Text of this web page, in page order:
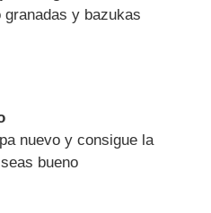
granadas y bazukas
nuevo y consigue la
bueno